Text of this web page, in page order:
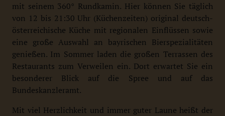
mit seinem 360° Rundkamin. Hier können Sie täglich
von 12 bis 21:30 Uhr (Küchenzeiten) original deutsch-
österreichische Küche mit regionalen Einflüssen sowie
eine große Auswahl an bayrischen Bierspezialitäten
genießen. Im Sommer laden die großen Terrassen des
Restaurants zum Verweilen ein. Dort erwartet Sie ein
besonderer Blick auf die Spree und auf das
Bundeskanzleramt.
Mit viel Herzlichkeit und immer guter Laune heißt der